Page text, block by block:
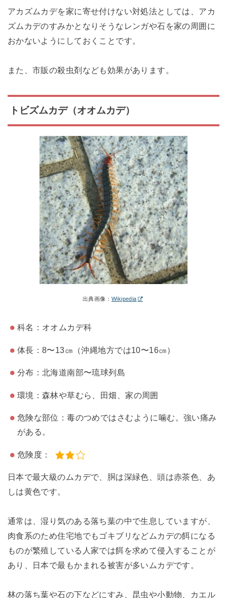
アカズムカデを家に寄せ付けない対処法としては、アカ
ズムカデのすみかとなりそうなレンガや石を家の周囲に
おかないようにしておくことです。
また、市販の殺虫剤なども効果があります。
トビズムカデ（オオムカデ）
出典画像： Wikipedia
科名：オオムカデ科
体長：8〜13㎝（沖縄地方では10〜16㎝）
分布：北海道南部〜琉球列島
環境：森林や草むら、田畑、家の周囲
危険な部位：毒のつめではさむように噛む。強い痛み
がある。
危険度：
日本で最大級のムカデで、胴は深緑色、頭は赤茶色、あ
しは黄色です。
通常は、湿り気のある落ち葉の中で生息していますが、
肉食系のため住宅地でもゴキブリなどムカデの餌になる
ものが繁殖している人家では餌を求めて侵入することが
あり、日本で最もかまれる被害が多いムカデです。
林の落ち葉や石の下などにすみ、昆虫や小動物、カエル